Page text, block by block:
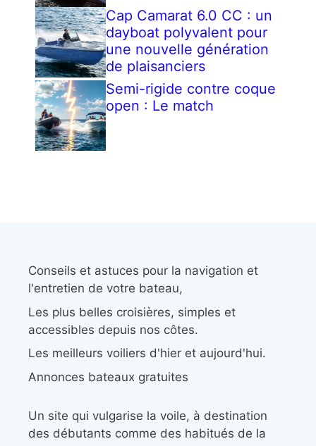
Cap Camarat 6.0 CC : un
dayboat polyvalent pour
une nouvelle génération
de plaisanciers
Semi-rigide contre coque
open : Le match
Conseils et astuces pour la navigation et
l'entretien de votre bateau,
Les plus belles croisières, simples et
accessibles depuis nos côtes.
Les meilleurs voiliers d'hier et aujourd'hui.
Annonces bateaux gratuites
Un site qui vulgarise la voile, à destination
des débutants comme des habitués de la